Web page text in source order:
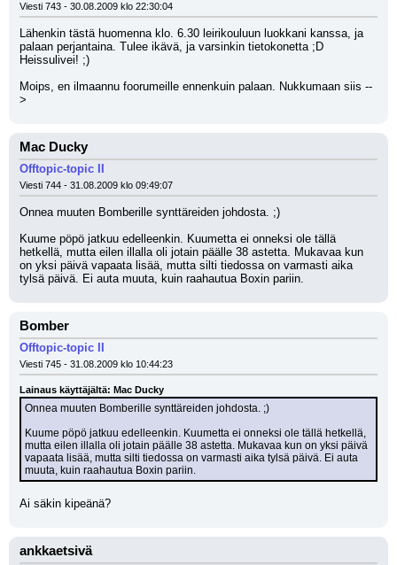
Viesti 743 - 30.08.2009 klo 22:30:04
Lähenkin tästä huomenna klo. 6.30 leirikouluun luokkani kanssa, ja
palaan perjantaina. Tulee ikävä, ja varsinkin tietokonetta ;D
Heissulivei! ;)
Moips, en ilmaannu foorumeille ennenkuin palaan. Nukkumaan siis --
>
Mac Ducky
Offtopic-topic II
Viesti 744 - 31.08.2009 klo 09:49:07
Onnea muuten Bomberille synttäreiden johdosta. ;)
Kuume pöpö jatkuu edelleenkin. Kuumetta ei onneksi ole tällä
hetkellä, mutta eilen illalla oli jotain päälle 38 astetta. Mukavaa kun
on yksi päivä vapaata lisää, mutta silti tiedossa on varmasti aika
tylsä päivä. Ei auta muuta, kuin raahautua Boxin pariin.
Bomber
Offtopic-topic II
Viesti 745 - 31.08.2009 klo 10:44:23
Lainaus käyttäjältä: Mac Ducky
Onnea muuten Bomberille synttäreiden johdosta. ;)
Kuume pöpö jatkuu edelleenkin. Kuumetta ei onneksi ole tällä hetkellä,
mutta eilen illalla oli jotain päälle 38 astetta. Mukavaa kun on yksi päivä
vapaata lisää, mutta silti tiedossa on varmasti aika tylsä päivä. Ei auta
muuta, kuin raahautua Boxin pariin.
Ai säkin kipeänä?
ankkaetsivä